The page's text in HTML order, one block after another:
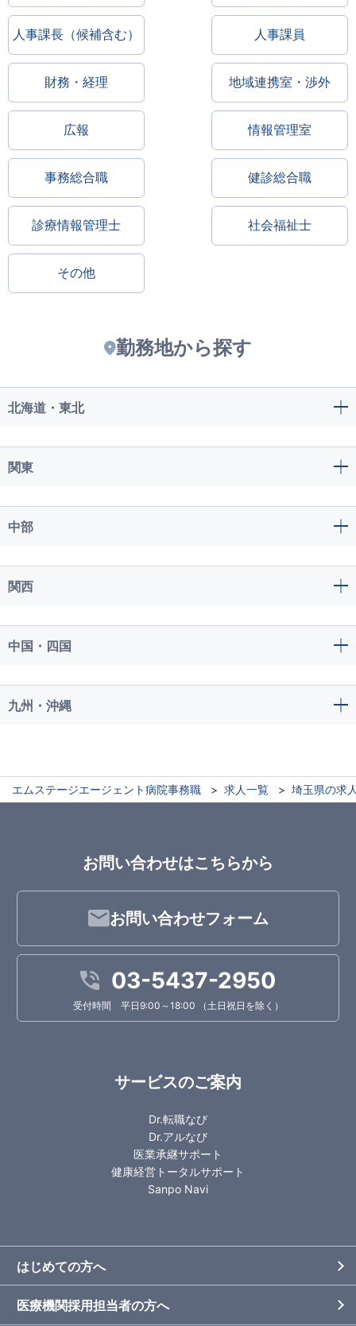
人事課長（候補含む） 人事課員
財務・経理 地域連携室・渉外
広報 情報管理室
事務総合職 健診総合職
診療情報管理士 社会福祉士
その他
勤務地から探す
北海道・東北
関東
中部
関西
中国・四国
九州・沖縄
エムステージエージェント病院事務職 求人一覧 埼玉県の求
お問い合わせはこちらから
お問い合わせフォーム
03-5437-2950
受付時間 平日9:00～18:00 （土日祝日を除く）
サービスのご案内
Dr.転職なび
Dr.アルなび
医業承継サポート
健康経営トータルサポート
Sanpo Navi
はじめての方へ
医療機関採用担当者の方へ